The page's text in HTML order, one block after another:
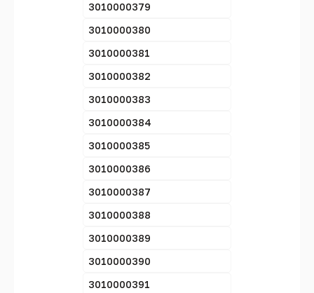
3010000379
3010000380
3010000381
3010000382
3010000383
3010000384
3010000385
3010000386
3010000387
3010000388
3010000389
3010000390
3010000391